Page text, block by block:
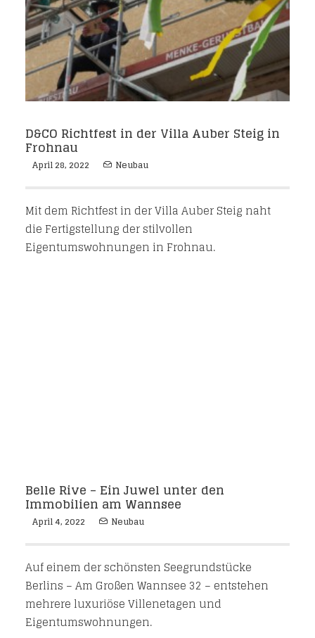
D&CO Richtfest in der Villa Auber Steig in
Frohnau
April 28, 2022 Neubau
Mit dem Richtfest in der Villa Auber Steig naht
die Fertigstellung der stilvollen
Eigentumswohnungen in Frohnau.
Belle Rive – Ein Juwel unter den
Immobilien am Wannsee
April 4, 2022 Neubau
Auf einem der schönsten Seegrundstücke
Berlins – Am Großen Wannsee 32 – entstehen
mehrere luxuriöse Villenetagen und
Eigentumswohnungen.